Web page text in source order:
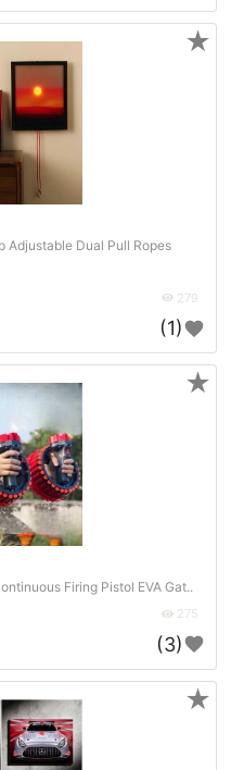
Adjustable Dual Pull Ropes
279
(1)
★
Firing Pistol EVA Gat..
275
(3)
★
★